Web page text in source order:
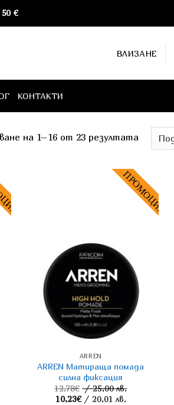
€
ВЛИЗАНЕ
КОНТАКТИ
на 1–16 от 23 резултата
ARREN
ARREN Матираща помада
силна фиксация
12,78€ / 25,00 лв.
Original
10,23€/ 20,01 лв.